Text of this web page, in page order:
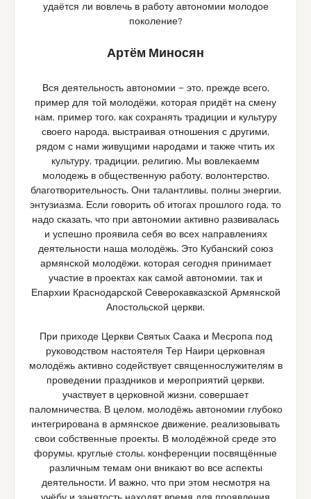
удаётся ли вовлечь в работу автономии молодое
поколение?
Артём Миносян
Вся деятельность автономии — это, прежде всего,
пример для той молодёжи, которая придёт на смену
нам, пример того, как сохранять традиции и культуру
своего народа, выстраивая отношения с другими,
рядом с нами живущими народами и также чтить их
культуру, традиции, религию. Мы вовлекаемм
молодежь в общественную работу, волонтерство,
благотворительность. Они талантливы, полны энергии,
энтузиазма. Если говорить об итогах прошлого года, то
надо сказать, что при автономии активно развивалась
и успешно проявила себя во всех направлениях
деятельности наша молодёжь. Это Кубанский союз
армянской молодёжи, которая сегодня принимает
участие в проектах как самой автономии, так и
Епархии Краснодарской Северокавказской Армянской
Апостольской церкви.
При приходе Церкви Святых Саака и Месропа под
руководством настоятеля Тер Наири церковная
молодёжь активно содействует священнослужителям в
проведении праздников и мероприятий церкви,
участвует в церковной жизни, совершает
паломничества. В целом, молодёжь автономии глубоко
интегрирована в армянское движение, реализовывать
свои собственные проекты. В молодёжной среде это
форумы, круглые столы, конференции посвящённые
различным темам они вникают во все аспекты
деятельности. И важно, что при этом несмотря на